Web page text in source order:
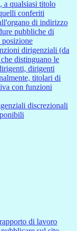
a qualsiasi titolo
conferiti
di indirizzo
pubbliche di
dirigenziali (da
distinguano le
dirigenti
titolari di
con funzioni
discrezionali
di lavoro